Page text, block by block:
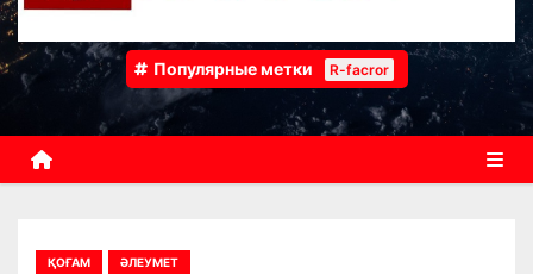
Популярные метки R-facror
ҚОҒАМ ӘЛЕУМЕТ